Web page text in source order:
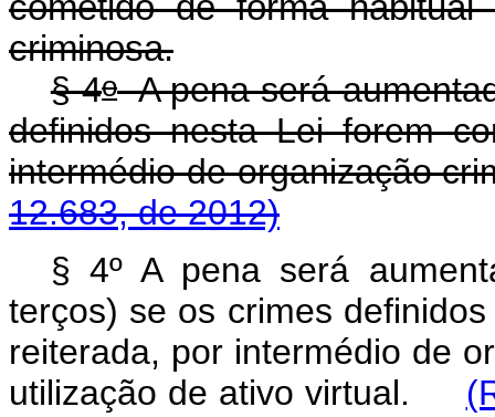
criminosa.
§ 4oA pena será
definidos nesta Lei forem
intermédio de organização
12.683, de 2012)
§ 4º A pena será
terços) se os crimes
reiterada, por intermédio de
utilização de ativo virtual.